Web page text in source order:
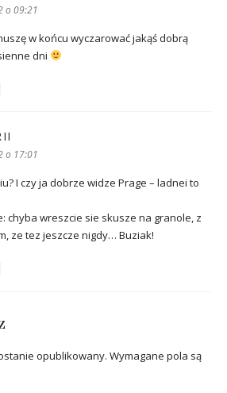
o 09:21
w końcu wyczarować jakąś dobrą
dni
o 17:01
I czy ja dobrze widze Prage – ladnei to
chyba wreszcie sie skusze na granole, z
ze tez jeszcze nigdy… Buziak!
opublikowany. Wymagane pola są